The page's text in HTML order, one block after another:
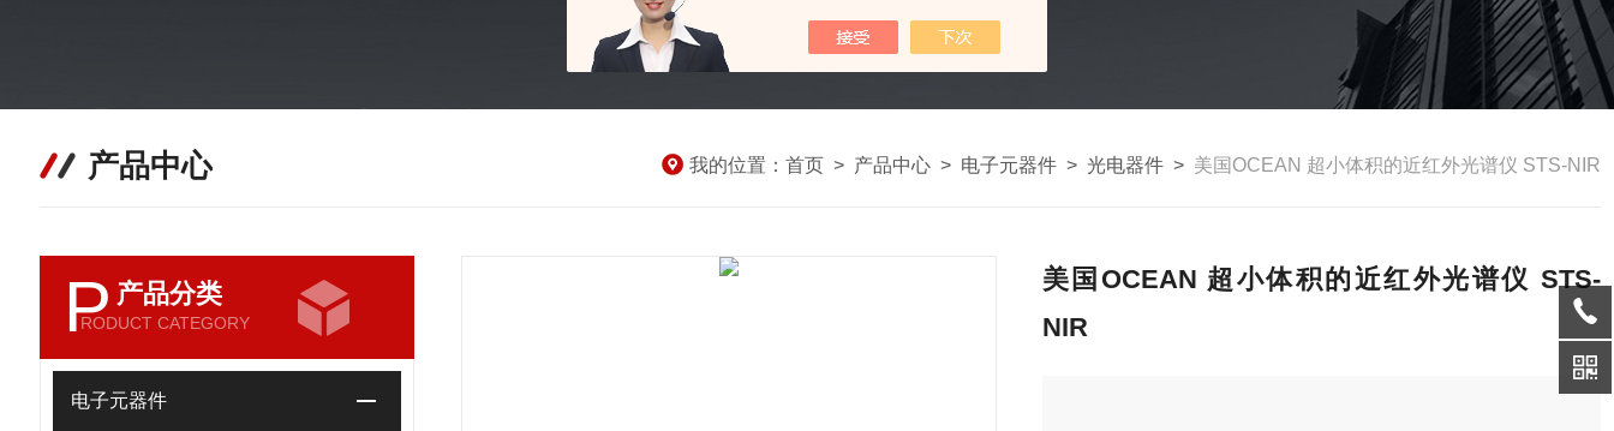
产品中心 我的位置： 首页 > 产品中心 > 电子元器件 > 光电器件 > 美国OCEAN 超小体积的近红外光谱仪 STS-NIR
P 产品分类
RODUCT CATEGORY
电子元器件
美国OCEAN 超小体积的近红外光谱仪 STS-
NIR